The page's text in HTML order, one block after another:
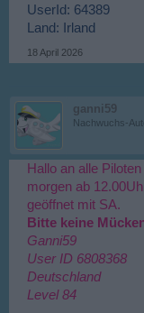
UserId: 64389
Land: Irland
18 April 2026
ganni59
Nachwuchs-
Hallo an alle
morgen ab
geöffnet mit SA.
Bitte keine
Ganni59
User ID 6808368
Deutschland
Level 84